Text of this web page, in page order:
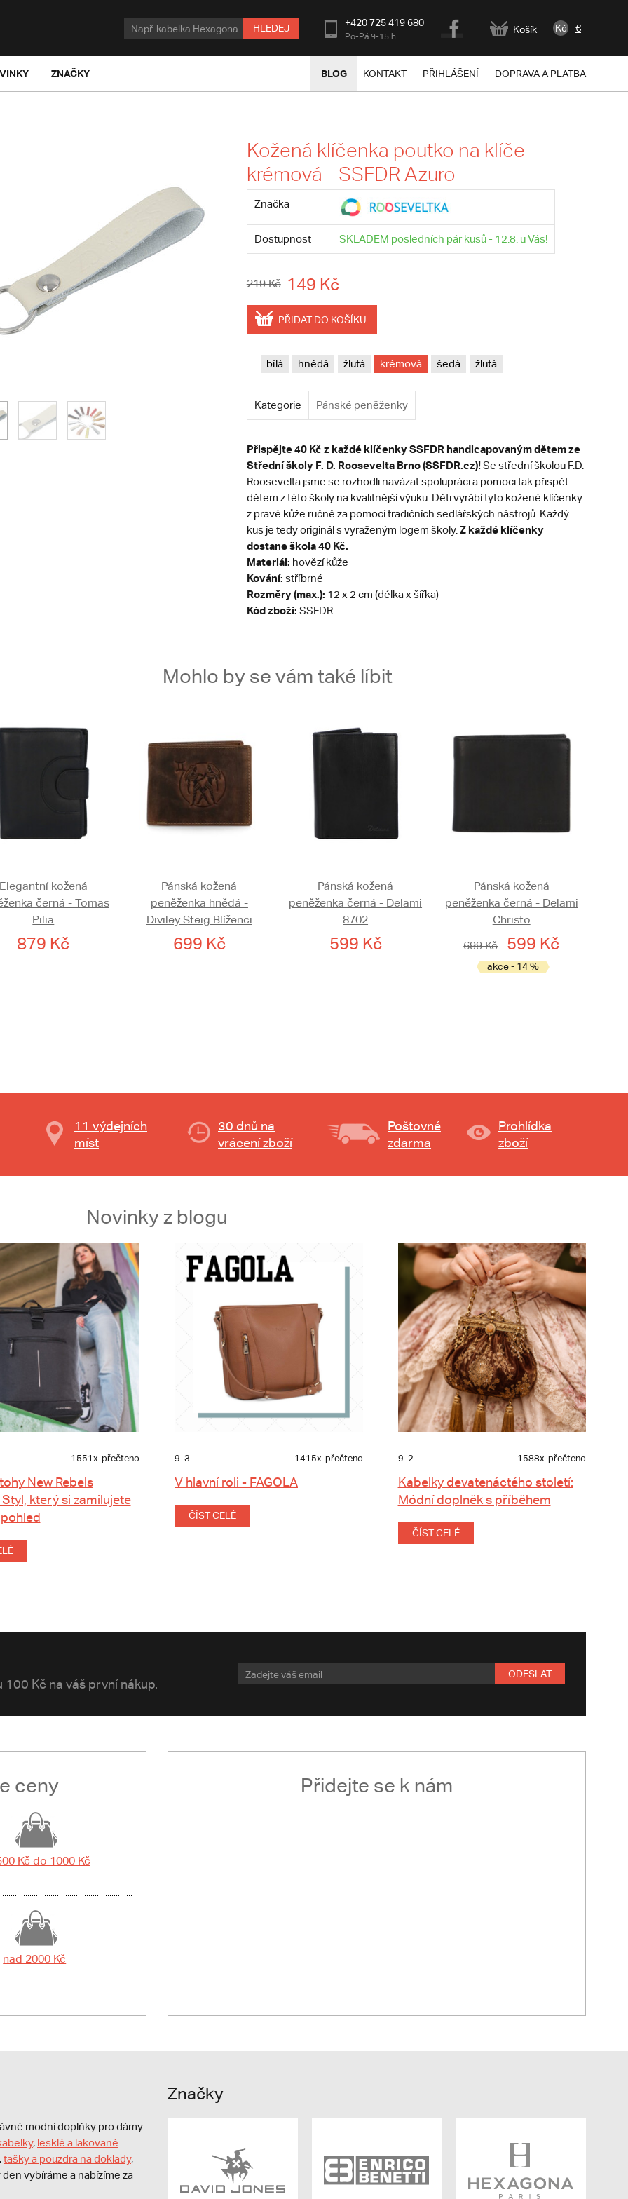
HLEDEJ +420 725 419 680
Po-Pá 9-15 h
Košík Kč €
ZNAČKY BLOG KONTAKT PŘIHLÁŠENÍ DOPRAVA A PLATBA
Kožená klíčenka poutko na klíče
krémová - SSFDR Azuro
Značka
Dostupnost SKLADEM posledních pár kusů - 12.8. u Vás!
219 Kč 149 Kč
PŘIDAT DO KOŠÍKU
bílá hnědá žlutá krémová šedá žlutá
Kategorie Pánské peněženky
Přispějte 40 Kč z každé klíčenky SSFDR handicapovaným dětem ze
Střední školy F. D. Roosevelta Brno (SSFDR.cz)!Se střední školou F.D.
Roosevelta jsme se rozhodli navázat spolupráci a pomoci tak přispět
dětem z této školy na kvalitnější výuku. Děti vyrábí tyto kožené klíčenky
z pravé kůže ručně za pomocí tradičních sedlářských nástrojů. Každý
kus je tedy originál s vyraženým logem školy. Z každé klíčenky
dostane škola 40 Kč.
Materiál: hovězí kůže
Kování: stříbrné
Rozměry (max.): 12 x 2 cm (délka x šířka)
Kód zboží: SSFDR
Mohlo by se vám také líbit
kožená
černá - Tomas
Pilia
879 Kč
Pánská kožená
peněženka hnědá -
Diviley Steig Blíženci
699 Kč
Pánská kožená
peněženka černá - Delami
8702
599 Kč
Pánská kožená
peněženka černá - Delami
Christo
699 Kč
599 Kč
akce - 14 %
11 výdejních
míst
30 dnů na
vrácení zboží
Poštovné
zdarma
Prohlídka
zboží
Novinky z blogu
1551x přečteno
New Rebels
který si zamilujete
9. 3. 1415x přečteno
V hlavní roli - FAGOLA
ČÍST CELÉ
9. 2. 1588x přečteno
Kabelky devatenáctého století:
Módní doplněk s příběhem
ČÍST CELÉ
Kč na váš první nákup.
ODESLAT
ceny
Kč do 1000 Kč
nad 2000 Kč
Přidejte se k nám
modní doplňky pro dámy
, lesklé a lakované
,tašky a pouzdra na doklady,
vybíráme a nabízíme za
Značky